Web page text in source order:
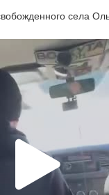
села